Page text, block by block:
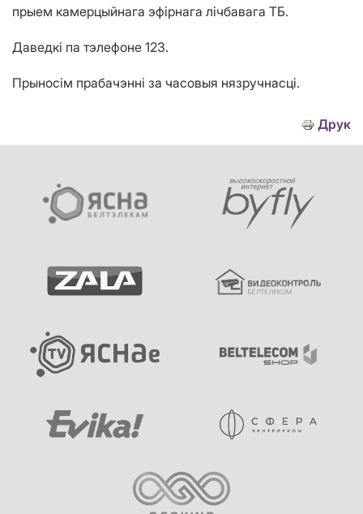
прыем камерцыйнага эфірнага лічбавага ТБ.
Даведкі па тэлефоне 123.
Прыносім прабачэнні за часовыя нязручнасці.
Друк